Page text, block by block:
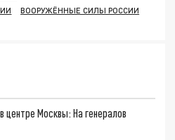
ВООРУЖЁННЫЕ СИЛЫ РОССИИ
Москвы: На генералов